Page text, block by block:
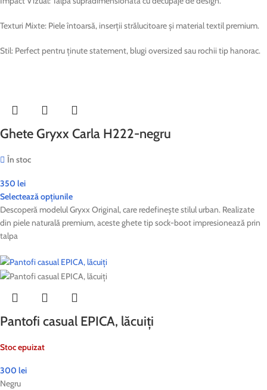
Texturi Mixte: Piele întoarsă, inserții strălucitoare și material textil premium.
Stil: Perfect pentru ținute statement, blugi oversized sau rochii tip hanorac.
Ghete Gryxx Carla H222-negru
În stoc
350 lei
Selectează opțiunile
Descoperă modelul Gryxx Original, care redefinește stilul urban. Realizate
din piele naturală premium, aceste ghete tip sock-boot impresionează prin
talpa
Pantofi casual EPICA, lăcuiți
Stoc epuizat
300 lei
Negru